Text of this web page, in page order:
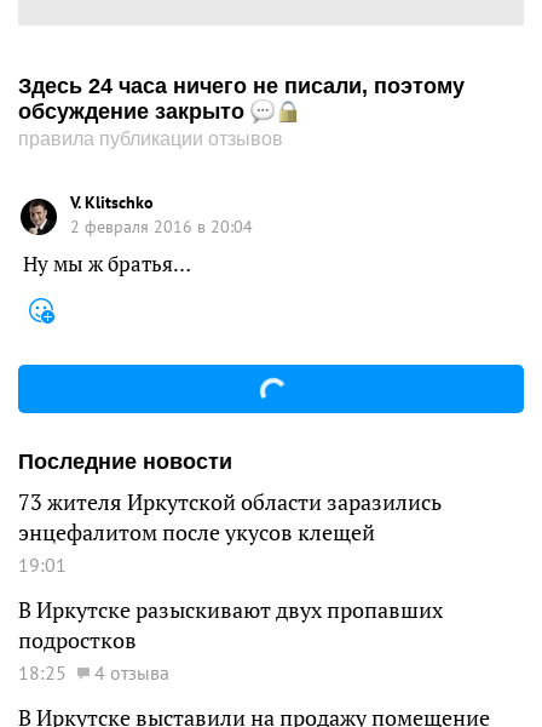
Здесь 24 часа ничего не писали, поэтому
обсуждение закрыто
правила публикации отзывов
V. Klitschko
2 февраля 2016 в 20:04
Ну мы ж братья…
Последние новости
73 жителя Иркутской области заразились
энцефалитом после укусов клещей
19:01
В Иркутске разыскивают двух пропавших
подростков
18:25 4 отзыва
В Иркутске выставили на продажу помещение